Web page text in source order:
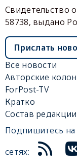
Свидетельство
58738, выдано
Прислать
Все новости
Авторские
ForPost-TV
Кратко
Состав редакции
Подпишитесь на
сетях: